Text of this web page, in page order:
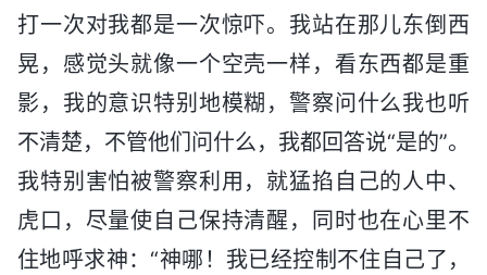
打一次对我都是一次惊吓。我站在那儿东倒西
晃，感觉头就像一个空壳一样，看东西都是重
影，我的意识特别地模糊，警察问什么我也听
不清楚，不管他们问什么，我都回答说“是的”。
我特别害怕被警察利用，就猛掐自己的人中、
虎口，尽量使自己保持清醒，同时也在心里不
住地呼求神：“神哪！我已经控制不住自己了，